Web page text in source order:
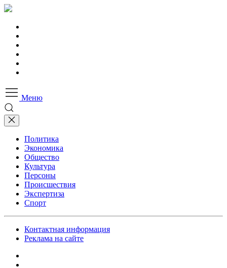
Меню
Политика
Экономика
Общество
Культура
Персоны
Происшествия
Экспертиза
Спорт
Контактная информация
Реклама на сайте